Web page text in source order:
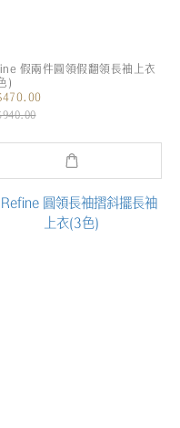
假兩件圓領假翻領長袖上衣
)